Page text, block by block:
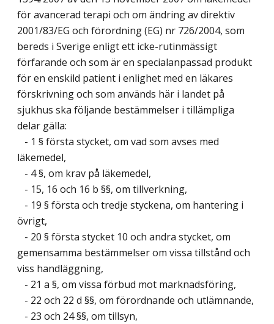
för avancerad terapi och om ändring av direktiv
2001/83/EG och förordning (EG) nr 726/2004, som
bereds i Sverige enligt ett icke-rutinmässigt
förfarande och som är en specialanpassad produkt
för en enskild patient i enlighet med en läkares
förskrivning och som används här i landet på
sjukhus ska följande bestämmelser i tillämpliga
delar gälla:
- 1 § första stycket, om vad som avses med
läkemedel,
- 4 §, om krav på läkemedel,
- 15, 16 och 16 b §§, om tillverkning,
- 19 § första och tredje styckena, om hantering i
övrigt,
- 20 § första stycket 10 och andra stycket, om
gemensamma bestämmelser om vissa tillstånd och
viss handläggning,
- 21 a §, om vissa förbud mot marknadsföring,
- 22 och 22 d §§, om förordnande och utlämnande,
- 23 och 24 §§, om tillsyn,